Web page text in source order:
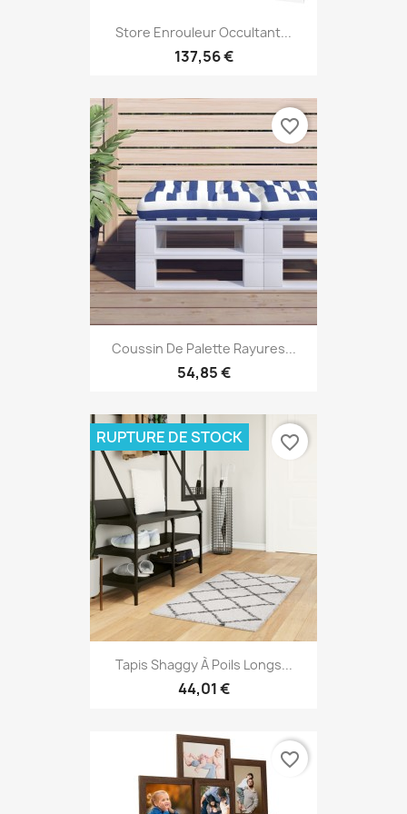
Store Enrouleur Occultant...
137,56 €
Coussin De Palette Rayures...
54,85 €
favorite_border
Tapis Shaggy À Poils Longs...
44,01 €
RUPTURE DE STOCK favorite_border
favorite_border